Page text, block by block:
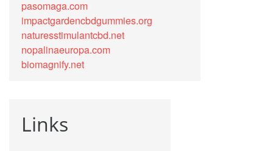
pasomaga.com
impactgardencbdgummies.org
naturesstimulantcbd.net
nopalinaeuropa.com
biomagnify.net
Links